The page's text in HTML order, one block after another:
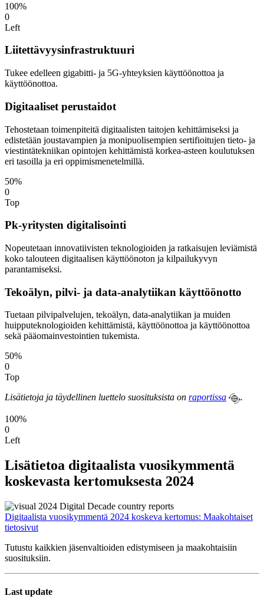
100%
0
Left
Liitettävyysinfrastruktuuri
Tukee edelleen gigabitti- ja 5G-yhteyksien käyttöönottoa ja
käyttöönottoa.
Digitaaliset perustaidot
Tehostetaan toimenpiteitä digitaalisten taitojen kehittämiseksi ja
edistetään joustavampien ja monipuolisempien sertifioitujen tieto- ja
viestintätekniikan opintojen kehittämistä korkea-asteen koulutuksen
eri tasoilla ja eri oppimismenetelmillä.
50%
0
Top
Pk-yritysten digitalisointi
Nopeutetaan innovatiivisten teknologioiden ja ratkaisujen leviämistä
koko talouteen digitaalisen käyttöönoton ja kilpailukyvyn
parantamiseksi.
Tekoälyn, pilvi- ja data-analytiikan käyttöönotto
Tuetaan pilvipalvelujen, tekoälyn, data-analytiikan ja muiden
huipputeknologioiden kehittämistä, käyttöönottoa ja käyttöönottoa
sekä pääomainvestointien tukemista.
50%
0
Top
Lisätietoja ja täydellinen luettelo suosituksista on raportissa .
100%
0
Left
Lisätietoa digitaalista vuosikymmentä
koskevasta kertomuksesta 2024
Digitaalista vuosikymmentä 2024 koskeva kertomus: Maakohtaiset
tietosivut
Tutustu kaikkien jäsenvaltioiden edistymiseen ja maakohtaisiin
suosituksiin.
Last update